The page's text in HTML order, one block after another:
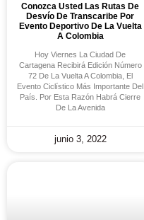
Conozca Usted Las Rutas De
Desvío De Transcaribe Por
Evento Deportivo De La Vuelta
A Colombia
Hoy Viernes La Ciudad De
Cartagena Recibirá Edición Número
72 De La Vuelta A Colombia, El
Evento Ciclístico Más Importante Del
País. Por Esta Razón Habrá Cierre
De La Avenida
junio 3, 2022